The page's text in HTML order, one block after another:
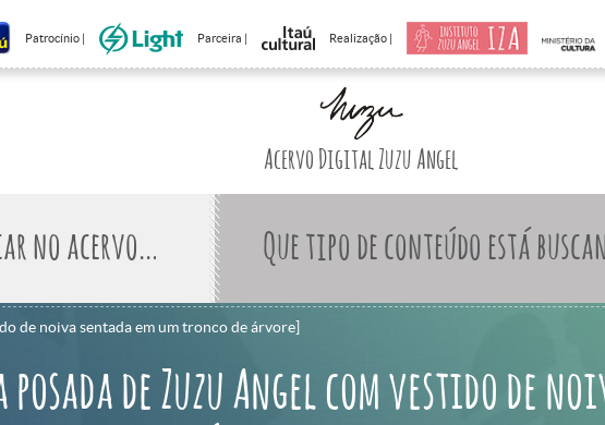
Patrocínio | Parceira | Realização |
Acervo Digital Zuzu Angel
Que tipo de conteúdo está
de noiva sentada em um tronco de árvore]
de Zuzu Angel com vestido de